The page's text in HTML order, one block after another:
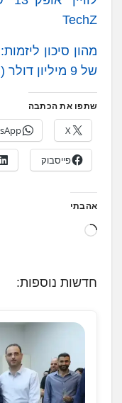
TechZ
של 9 מיליון דולר (techz.co.il)
שתפו את הכתבה
X
פייסבוק
אהבתי
ט
.
חדשות נוספות: